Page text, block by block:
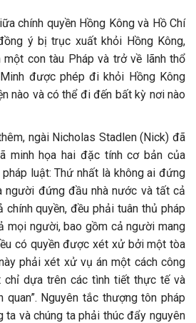
chính quyền Hồng Kông và Hồ Chí
ý bị trục xuất khỏi Hồng Kông,
con tàu Pháp và trở về lãnh thổ
được phép đi khỏi Hồng Kông
nào và có thể đi đến bất kỳ nơi nào
ngài Nicholas Stadlen (Nick) đã
minh họa hai đặc tính cơ bản của
luật: Thứ nhất là không ai đứng
người đứng đầu nhà nước và tất cả
quyền, đều phải tuân thủ pháp
mọi người, bao gồm cả người mang
có quyền được xét xử bởi một tòa
phải xét xử vụ án một cách công
chỉ dựa trên các tình tiết thực tế và
Nguyên tắc thượng tôn pháp
ta và chúng ta phải thúc đẩy nguyên